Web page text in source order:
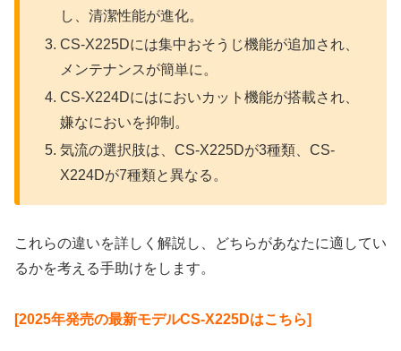
し、清潔性能が進化。
CS-X225Dには集中おそうじ機能が追加され、
メンテナンスが簡単に。
CS-X224Dにはにおいカット機能が搭載され、
嫌なにおいを抑制。
気流の選択肢は、CS-X225Dが3種類、CS-
X224Dが7種類と異なる。
これらの違いを詳しく解説し、どちらがあなたに適してい
るかを考える手助けをします。
[2025年発売の最新モデルCS-X225Dはこちら]